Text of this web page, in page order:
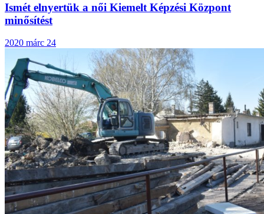
Ismét elnyertük a női Kiemelt Képzési Központ
minősítést
2020 márc 24